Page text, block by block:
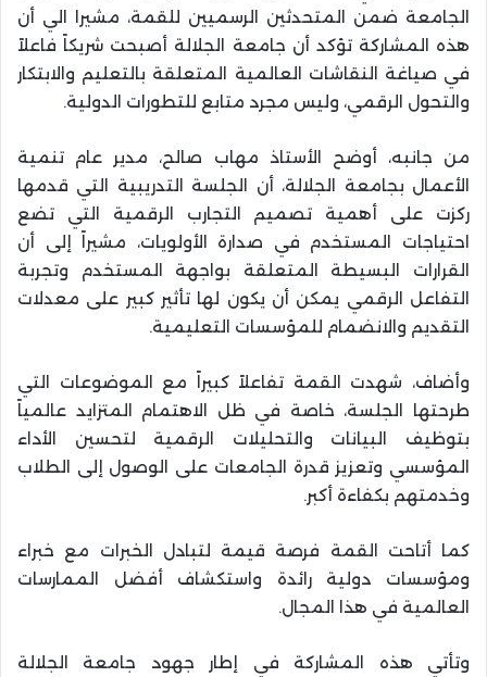
الجامعة ضمن المتحدثين الرسميين للقمة، مشيرا الي أن
هذه المشاركة تؤكد أن جامعة الجلالة أصبحت شريكاً فاعلاً
في صياغة النقاشات العالمية المتعلقة بالتعليم والابتكار
والتحول الرقمي، وليس مجرد متابع للتطورات الدولية.
من جانبه، أوضح الأستاذ مهاب صالح، مدير عام تنمية
الأعمال بجامعة الجلالة، أن الجلسة التدريبية التي قدمها
ركزت على أهمية تصميم التجارب الرقمية التي تضع
احتياجات المستخدم في صدارة الأولويات، مشيراً إلى أن
القرارات البسيطة المتعلقة بواجهة المستخدم وتجربة
التفاعل الرقمي يمكن أن يكون لها تأثير كبير على معدلات
التقديم والانضمام للمؤسسات التعليمية.
وأضاف، شهدت القمة تفاعلاً كبيراً مع الموضوعات التي
طرحتها الجلسة، خاصة في ظل الاهتمام المتزايد عالمياً
بتوظيف البيانات والتحليلات الرقمية لتحسين الأداء
المؤسسي وتعزيز قدرة الجامعات على الوصول إلى الطلاب
وخدمتهم بكفاءة أكبر.
كما أتاحت القمة فرصة قيمة لتبادل الخبرات مع خبراء
ومؤسسات دولية رائدة واستكشاف أفضل الممارسات
العالمية في هذا المجال.
وتأتي هذه المشاركة في إطار جهود جامعة الجلالة